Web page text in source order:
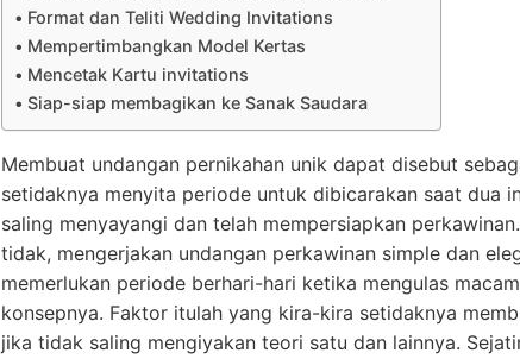
Format dan Teliti Wedding Invitations
Mempertimbangkan Model Kertas
Mencetak Kartu invitations
Siap-siap membagikan ke Sanak Saudara
Membuat undangan pernikahan unik dapat disebut
setidaknya menyita periode untuk dibicarakan saat dua
saling menyayangi dan telah mempersiapkan
tidak, mengerjakan undangan perkawinan simple dan
memerlukan periode berhari-hari ketika mengulas
konsepnya. Faktor itulah yang kira-kira setidaknya
jika tidak saling mengiyakan teori satu dan lainnya.